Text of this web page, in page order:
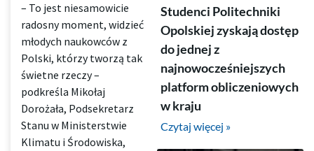
– To jest niesamowicie
radosny moment, widzieć
młodych naukowców z
Polski, którzy tworzą tak
świetne rzeczy –
podkreśla Mikołaj
Dorożała, Podsekretarz
Stanu w Ministerstwie
Klimatu i Środowiska,
Studenci Politechniki
Opolskiej zyskają dostęp
do jednej z
najnowocześniejszych
platform obliczeniowych
w kraju
Czytaj więcej »